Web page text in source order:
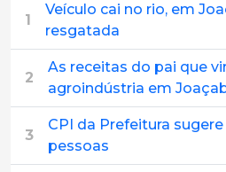
1
Veículo cai no rio, em
resgatada
2
As receitas do pai que
agroindústria em
3
CPI da Prefeitura
pessoas